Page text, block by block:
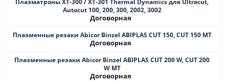
Плазматроны XT-300 / XT-301 Thermal Dynamics для Ultracut,
Autocut 100, 200, 300, 2002, 3002
Договорная
Плазменные резаки Abicor Binzel ABIPLAS CUT 150, CUT 150 MT
Договорная
Плазменные резаки Abicor Binzel ABIPLAS CUT 200 W, CUT 200
W MT
Договорная